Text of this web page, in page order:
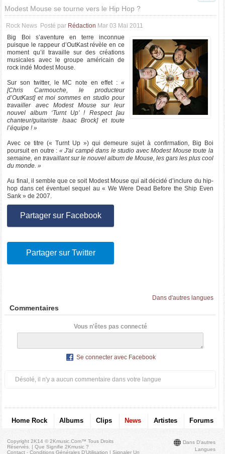
Modest Mouse se tourne vers le Hip Hop ?
Rock News Posté par Rédaction Mar 03 Mai 2011
Big Boi s’aventure en terre inconnue
puisque le rappeur d’OutKast révèle en ce
moment qu’il travaille sur des créations
musicales avec le groupe américain de
rock indé Modest Mouse.
Sur son twitter, le MC note en effet : «
[Chris Carmouche, le producteur
d’OutKast] et moi sommes en studio pour
travailler avec Modest Mouse sur leur
nouvel album ‘Turnt Up’ ! Respect [au
chanteur/guitariste Isaac Brock] et toute
l’équipe ! »
Avec ce titre (« Turnt Up ») qui demeure sujet à confirmation, Big Boi
poursuit en outre : « J'ai campé dans le studio avec Modest Mouse toute la
semaine, en travaillant sur le nouvel album de Mouse, les gars les plus cool
du monde. »
Au final, il semble que ce soit Modest Mouse qui ait décidé d’inclure du hip-
hop dans cet éventuel sequel au « We Were Dead Before the Ship Even
Sank » de 2007.
Partager sur Facebook
Partager sur Twitter
Dans d'autres langues
Commentaires
Vous n'êtes pas connecté
Se connecter avec Facebook
Désolé, il n'y a aucun commentaire dans votre langue
Home Rock Albums Clips News Artistes Forums
Dans D'autres
Langues
Copyright 2K14 © 2Kmusic.com™Tous Droits
Réservés . |Que Signifie 2Kmusic ?
Contact - Conditions Générales D'Utilisation |Signaler Un